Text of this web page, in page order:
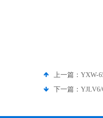
上一篇： YXW-
下一篇：